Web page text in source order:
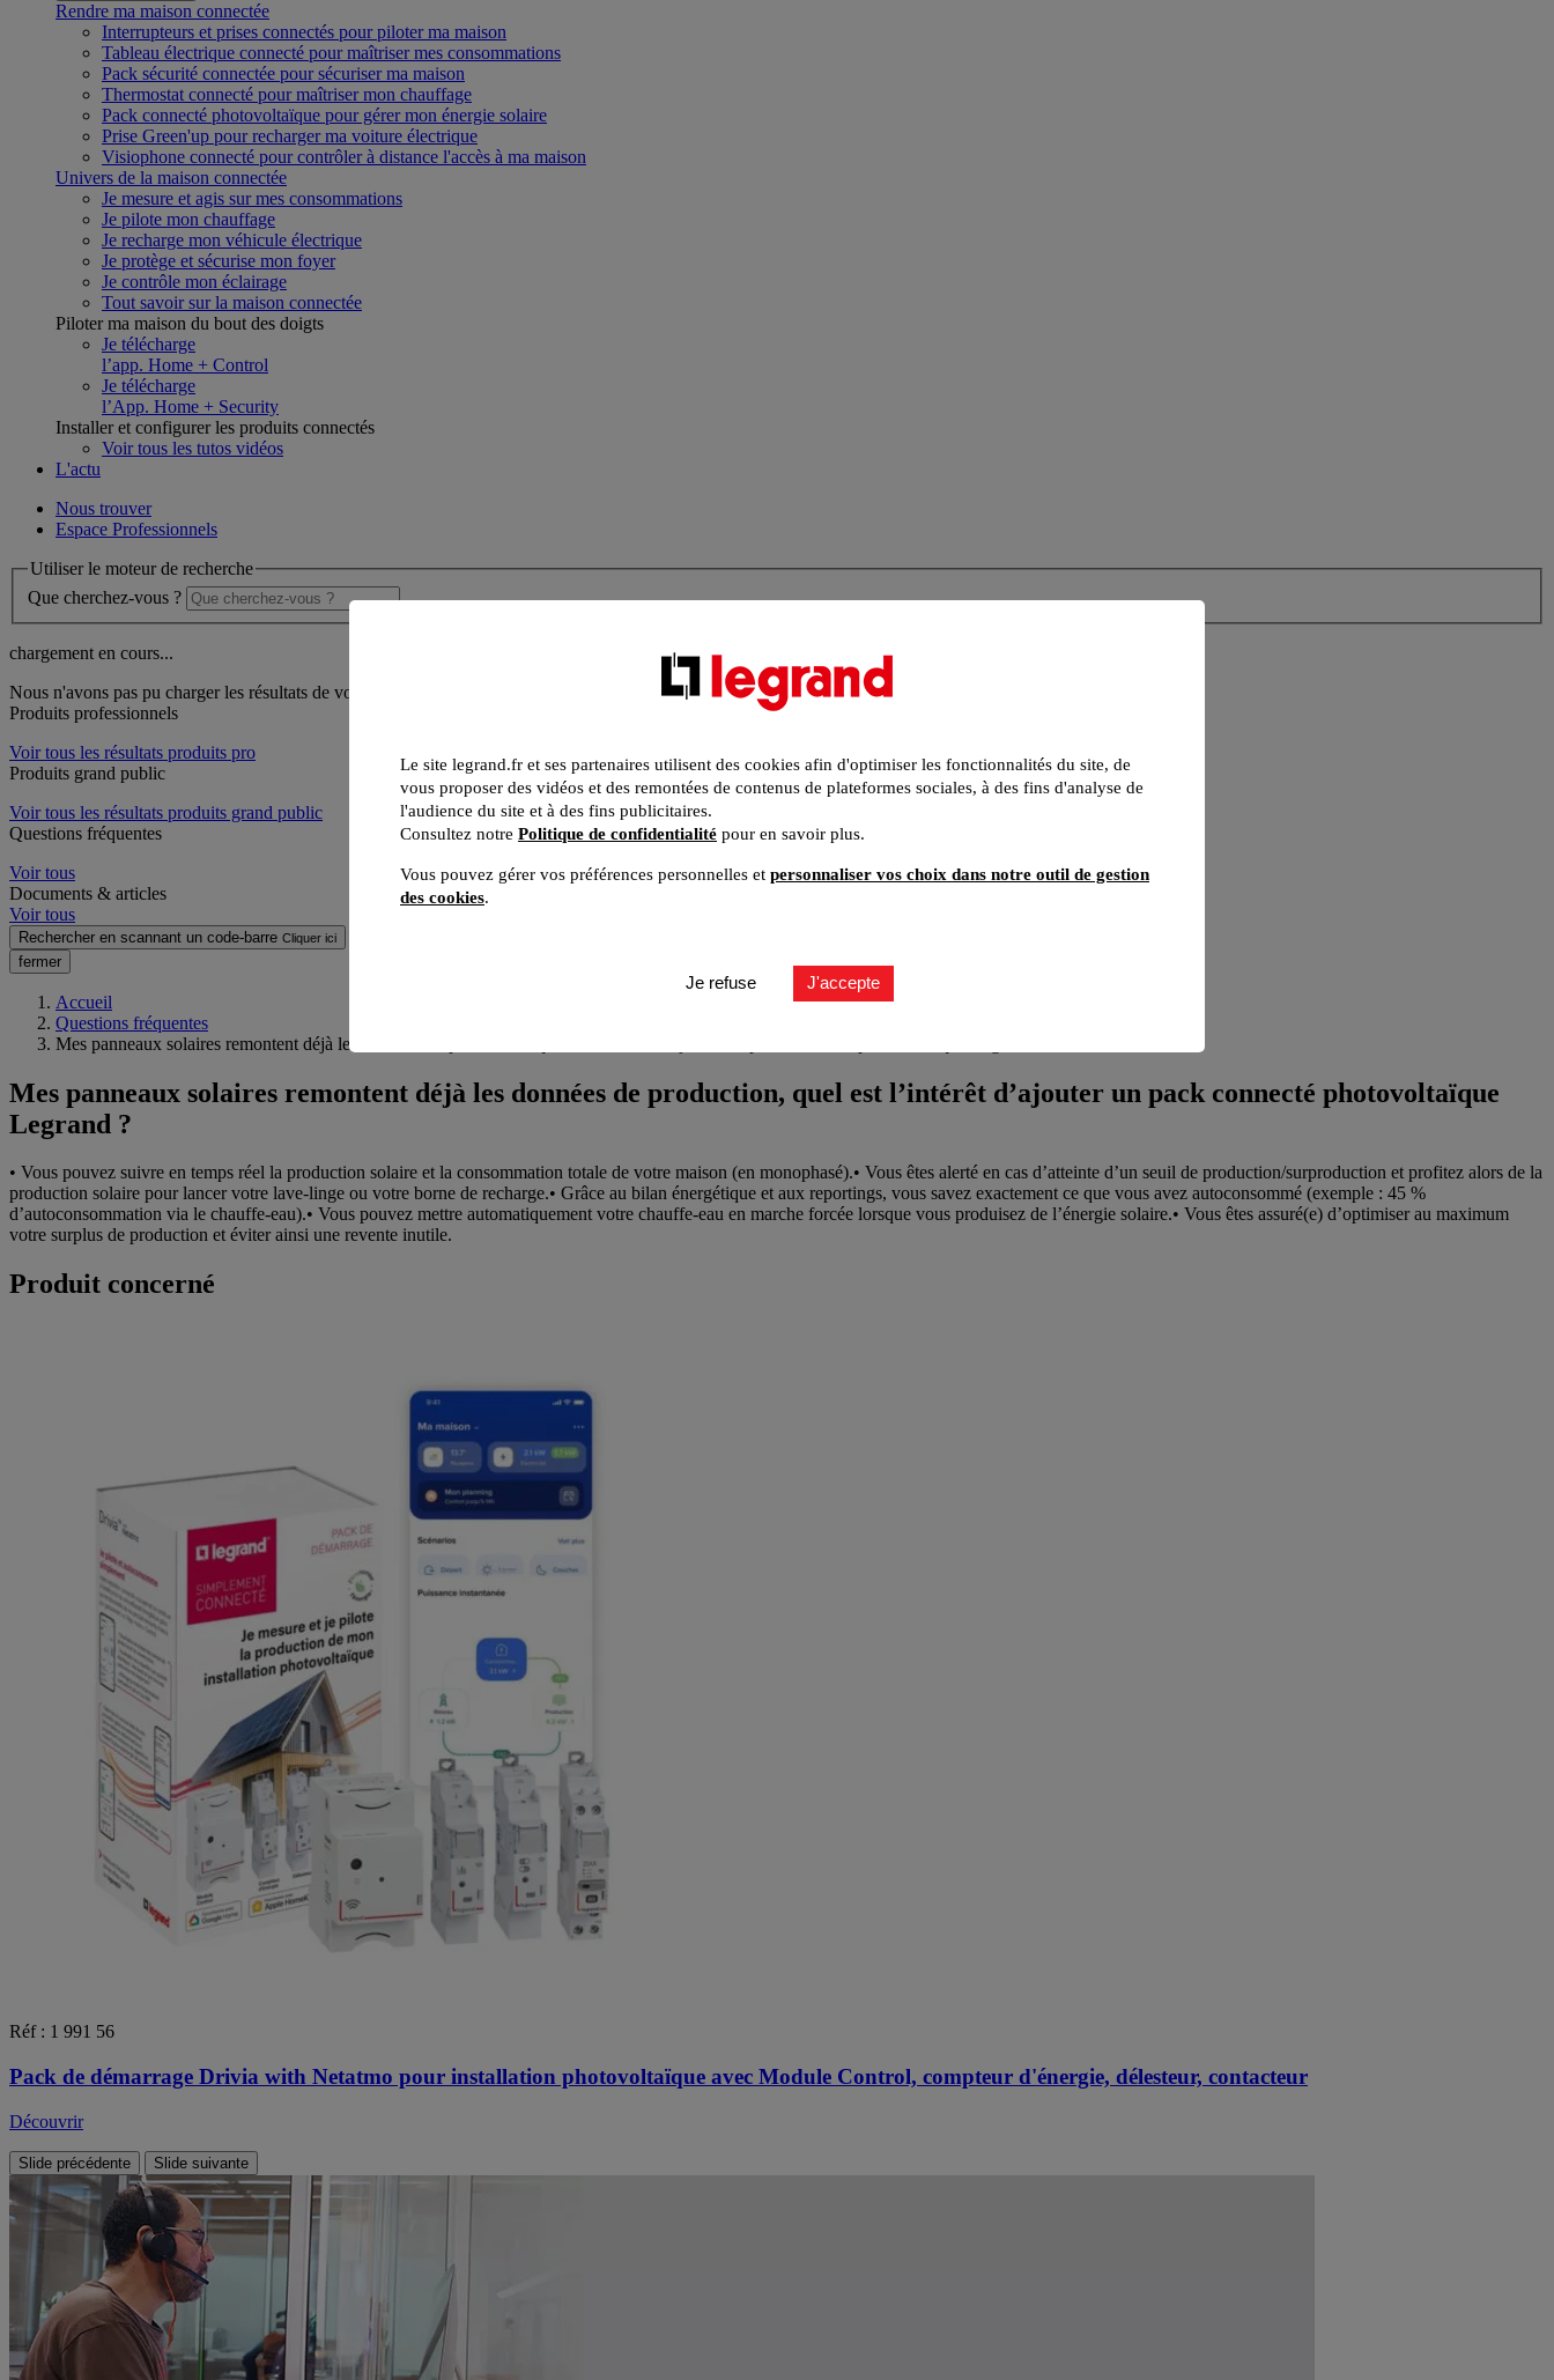
Rendre ma maison connectée
Interrupteurs et prises connectés pour piloter ma maison
Tableau électrique connecté pour maîtriser mes consommations
Pack sécurité connectée pour sécuriser ma maison
Thermostat connecté pour maîtriser mon chauffage
Pack connecté photovoltaïque pour gérer mon énergie solaire
Prise Green'up pour recharger ma voiture électrique
Visiophone connecté pour contrôler à distance l'accès à ma maison
Univers de la maison connectée
Je mesure et agis sur mes consommations
Je pilote mon chauffage
Je recharge mon véhicule électrique
Je protège et sécurise mon foyer
Je contrôle mon éclairage
Tout savoir sur la maison connectée
Piloter ma maison du bout des doigts
Je télécharge
l’app. Home + Control
Je télécharge
l’App. Home + Security
Installer et configurer les produits connectés
Voir tous les tutos vidéos
L'actu
Nous trouver
Espace Professionnels
Utiliser le moteur de recherche
Que cherchez-vous ?
chargement en cours...
Nous n'avons pas pu charger les résultats de votre recherche
Produits professionnels
Voir tous les résultats produits pro
Produits grand public
Voir tous les résultats produits grand public
Questions fréquentes
Voir tous
Documents & articles
Voir tous
Rechercher en scannant un code-barre Cliquer ici
fermer
Accueil
Questions fréquentes
Mes panneaux solaires remontent déjà les données de production, quel est l’intérêt d’ajouter un pack connecté photovoltaïque Legrand ?
Mes panneaux solaires remontent déjà les données de production, quel est l’intérêt d’ajouter un pack connecté photovoltaïque
Legrand ?
• Vous pouvez suivre en temps réel la production solaire et la consommation totale de votre maison (en monophasé).• Vous êtes alerté en cas d’atteinte d’un seuil de production/surproduction et profitez alors de la
production solaire pour lancer votre lave-linge ou votre borne de recharge.• Grâce au bilan énergétique et aux reportings, vous savez exactement ce que vous avez autoconsommé (exemple : 45 %
d’autoconsommation via le chauffe-eau).• Vous pouvez mettre automatiquement votre chauffe-eau en marche forcée lorsque vous produisez de l’énergie solaire.• Vous êtes assuré(e) d’optimiser au maximum
votre surplus de production et éviter ainsi une revente inutile.
Produit concerné
Réf : 1 991 56
Pack de démarrage Drivia with Netatmo pour installation photovoltaïque avec Module Control, compteur d'énergie, délesteur, contacteur
Découvrir
Slide précédente Slide suivante
Le site legrand.fr et ses partenaires utilisent des cookies afin d'optimiser les fonctionnalités du site, de
vous proposer des vidéos et des remontées de contenus de plateformes sociales, à des fins d'analyse de
l'audience du site et à des fins publicitaires.
Consultez notre Politique de confidentialité pour en savoir plus.
Vous pouvez gérer vos préférences personnelles et personnaliser vos choix dans notre outil de gestion
des cookies.
Je refuse J'accepte